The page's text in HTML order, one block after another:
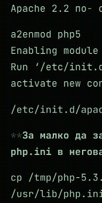
Apache 2.2 по-
a2enmod php5
Enabling module
Run ‘/etc/
activate new
/etc/init.d/
За малко да
php.ini в
cp /tmp/php-
/usr/lib/